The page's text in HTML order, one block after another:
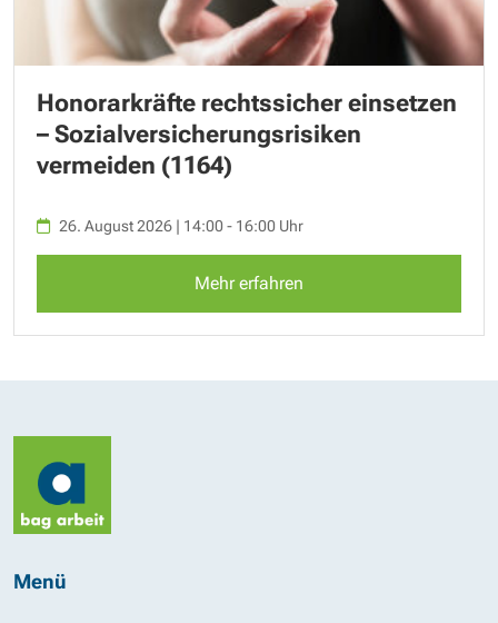
Honorarkräfte rechtssicher einsetzen
– Sozialversicherungsrisiken
vermeiden (1164)
26. August 2026 | 14:00 - 16:00 Uhr
Mehr erfahren
Menü